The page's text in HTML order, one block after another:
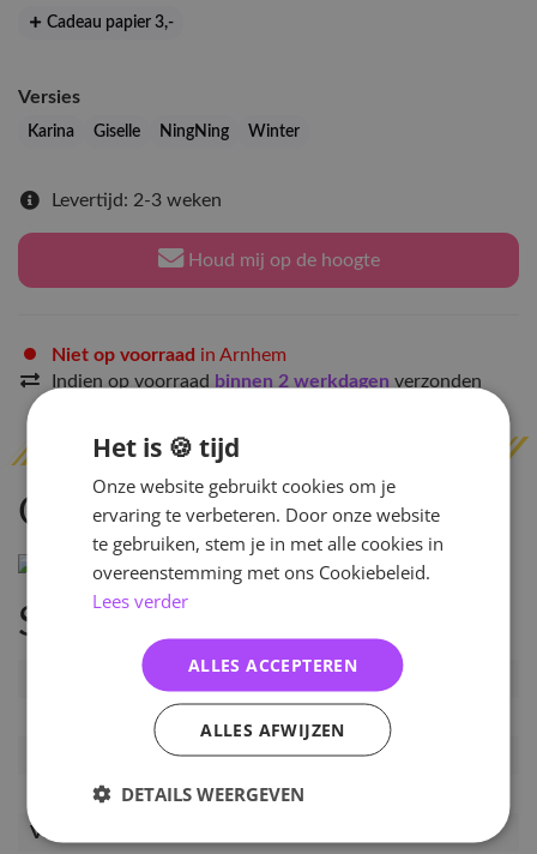
Cadeau papier 3,-
Versies
Karina Giselle NingNing Winter
Levertijd: 2-3 weken
Houd mij op de hoogte
Niet op voorraad in Arnhem
Indien op voorraad binnen 2 werkdagen verzonden
Omschrijving
Specificaties
Artikelnummer
PRE-AE-MERCH-PS-KRN
1000004545353
16-09-2025
Release datum
24-11-2025
Verwachte leverdatum
Het is 🍪 tijd
Onze website gebruikt cookies om je
ervaring te verbeteren. Door onze website
te gebruiken, stem je in met alle cookies in
overeenstemming met ons Cookiebeleid.
Lees verder
ALLES ACCEPTEREN
ALLES AFWIJZEN
DETAILS WEERGEVEN